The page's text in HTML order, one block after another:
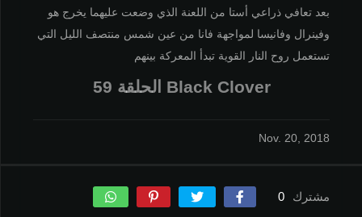
بعد تعافي ذراعي أستا من اللعنة الذي وضعت عليهما يخرج هو
وفينرال وفانيسا لمواجهة فانا من عين شمس منتصف الليل التي
تستعمل روح النار القوية تبدأ المعركة بينهم
Black Clover الحلقة 59
Nov. 20, 2018
مشترك 0